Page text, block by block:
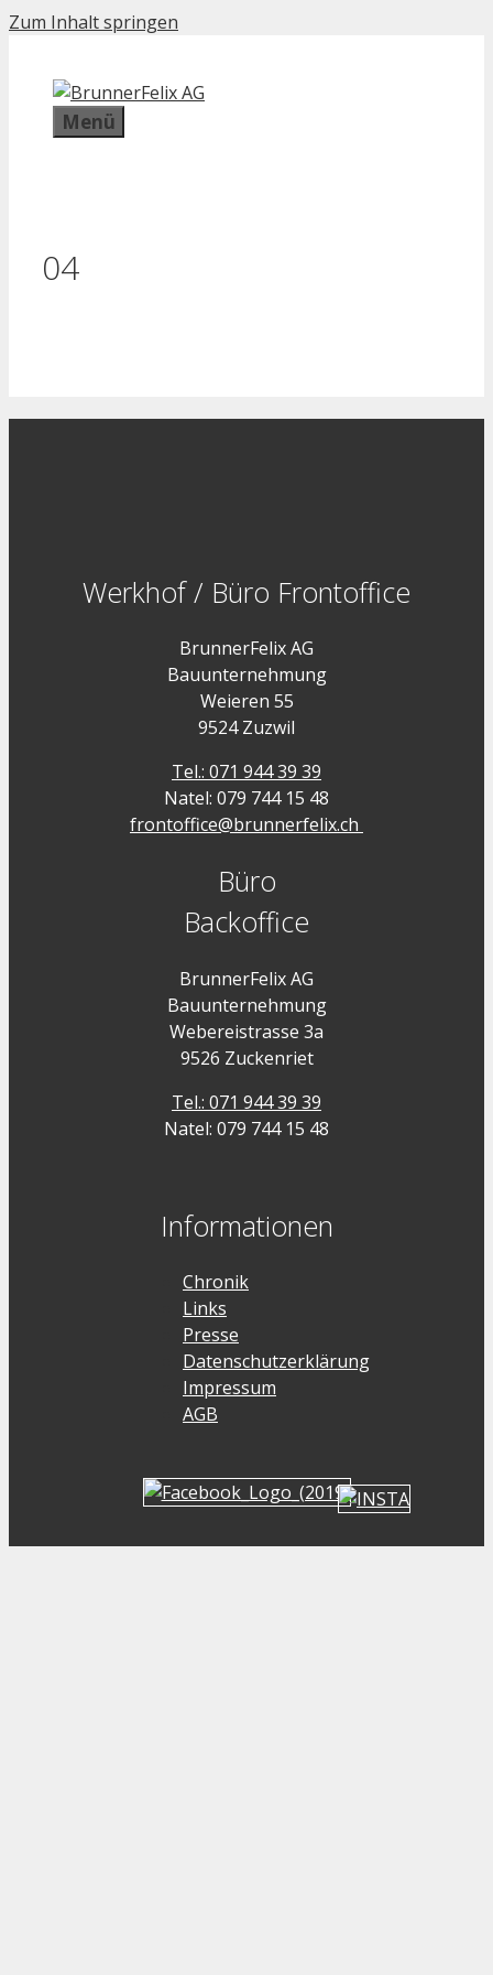
Zum Inhalt springen
Menü
04
Werkhof / Büro Frontoffice
BrunnerFelix AG
Bauunternehmung
Weieren 55
9524 Zuzwil
Tel.: 071 944 39 39
Natel: 079 744 15 48
frontoffice@brunnerfelix.ch
Büro
Backoffice
BrunnerFelix AG
Bauunternehmung
Webereistrasse 3a
9526 Zuckenriet
Tel.: 071 944 39 39
Natel: 079 744 15 48
Informationen
Chronik
Links
Presse
Datenschutzerklärung
Impressum
AGB